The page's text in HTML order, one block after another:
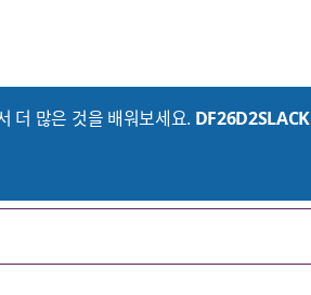
많은 것을 배워보세요. DF26D2SLACK
한 리소스